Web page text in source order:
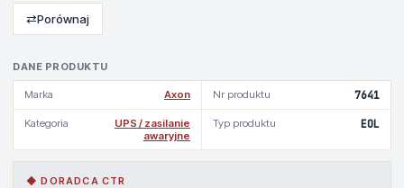
DANE PRODUKTU
Marka Axon Nr produktu 7641
Kategoria
UPS / zasilanie
awaryjne
Typ produktu EOL
◆ DORADCA CTR
⇄Porównaj